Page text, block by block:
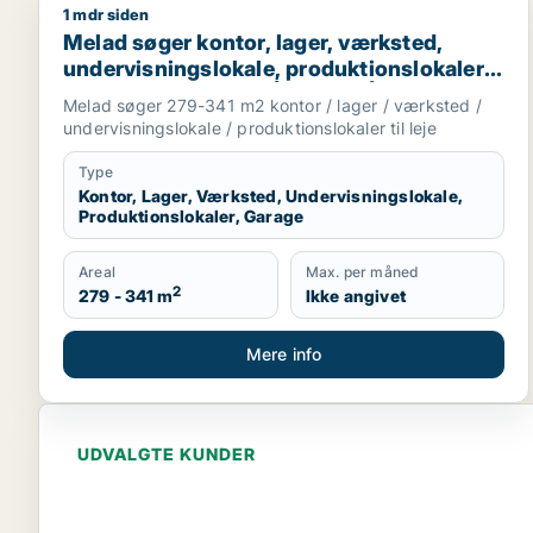
Melad søger kontor, lager, værksted,
1 mdr siden
Melad søger kontor, lager, værksted,
undervisningslokale, produktionslokaler
eller garage til leje i Århus N, Århus V eller
Brabrand m.fl.
Melad søger 279-341 m2 kontor / lager / værksted /
undervisningslokale / produktionslokaler til leje
Type
Kontor, Lager, Værksted, Undervisningslokale,
Produktionslokaler, Garage
Areal
279 - 341 m2
Max. per måned
Ikke angivet
Mere info
UDVALGTE KUNDER